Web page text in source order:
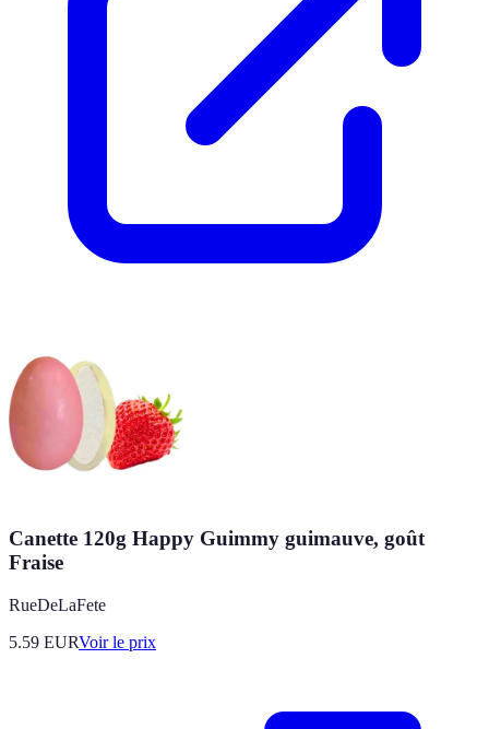
Canette 120g Happy Guimmy guimauve, goût
Fraise
RueDeLaFete
5.59 EURVoir le prix